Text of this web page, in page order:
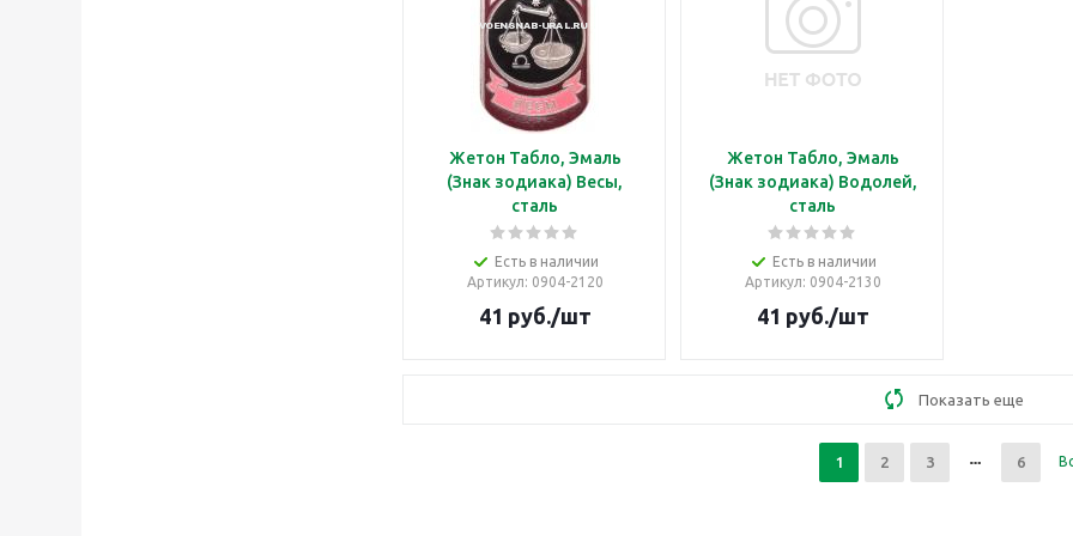
Жетон Табло, Эмаль
(Знак зодиака) Весы,
сталь
Есть в наличии
Артикул: 0904-2120
41 руб./шт
Жетон Табло, Эмаль
(Знак зодиака) Водолей,
сталь
Есть в наличии
Артикул: 0904-2130
41 руб./шт
Показать еще
1 2 3 6